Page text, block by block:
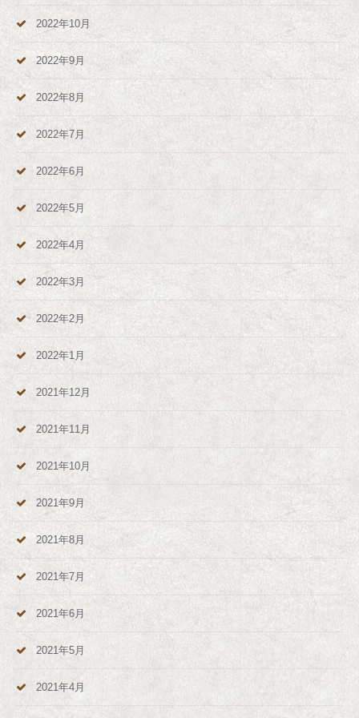
2022年10月
2022年9月
2022年8月
2022年7月
2022年6月
2022年5月
2022年4月
2022年3月
2022年2月
2022年1月
2021年12月
2021年11月
2021年10月
2021年9月
2021年8月
2021年7月
2021年6月
2021年5月
2021年4月